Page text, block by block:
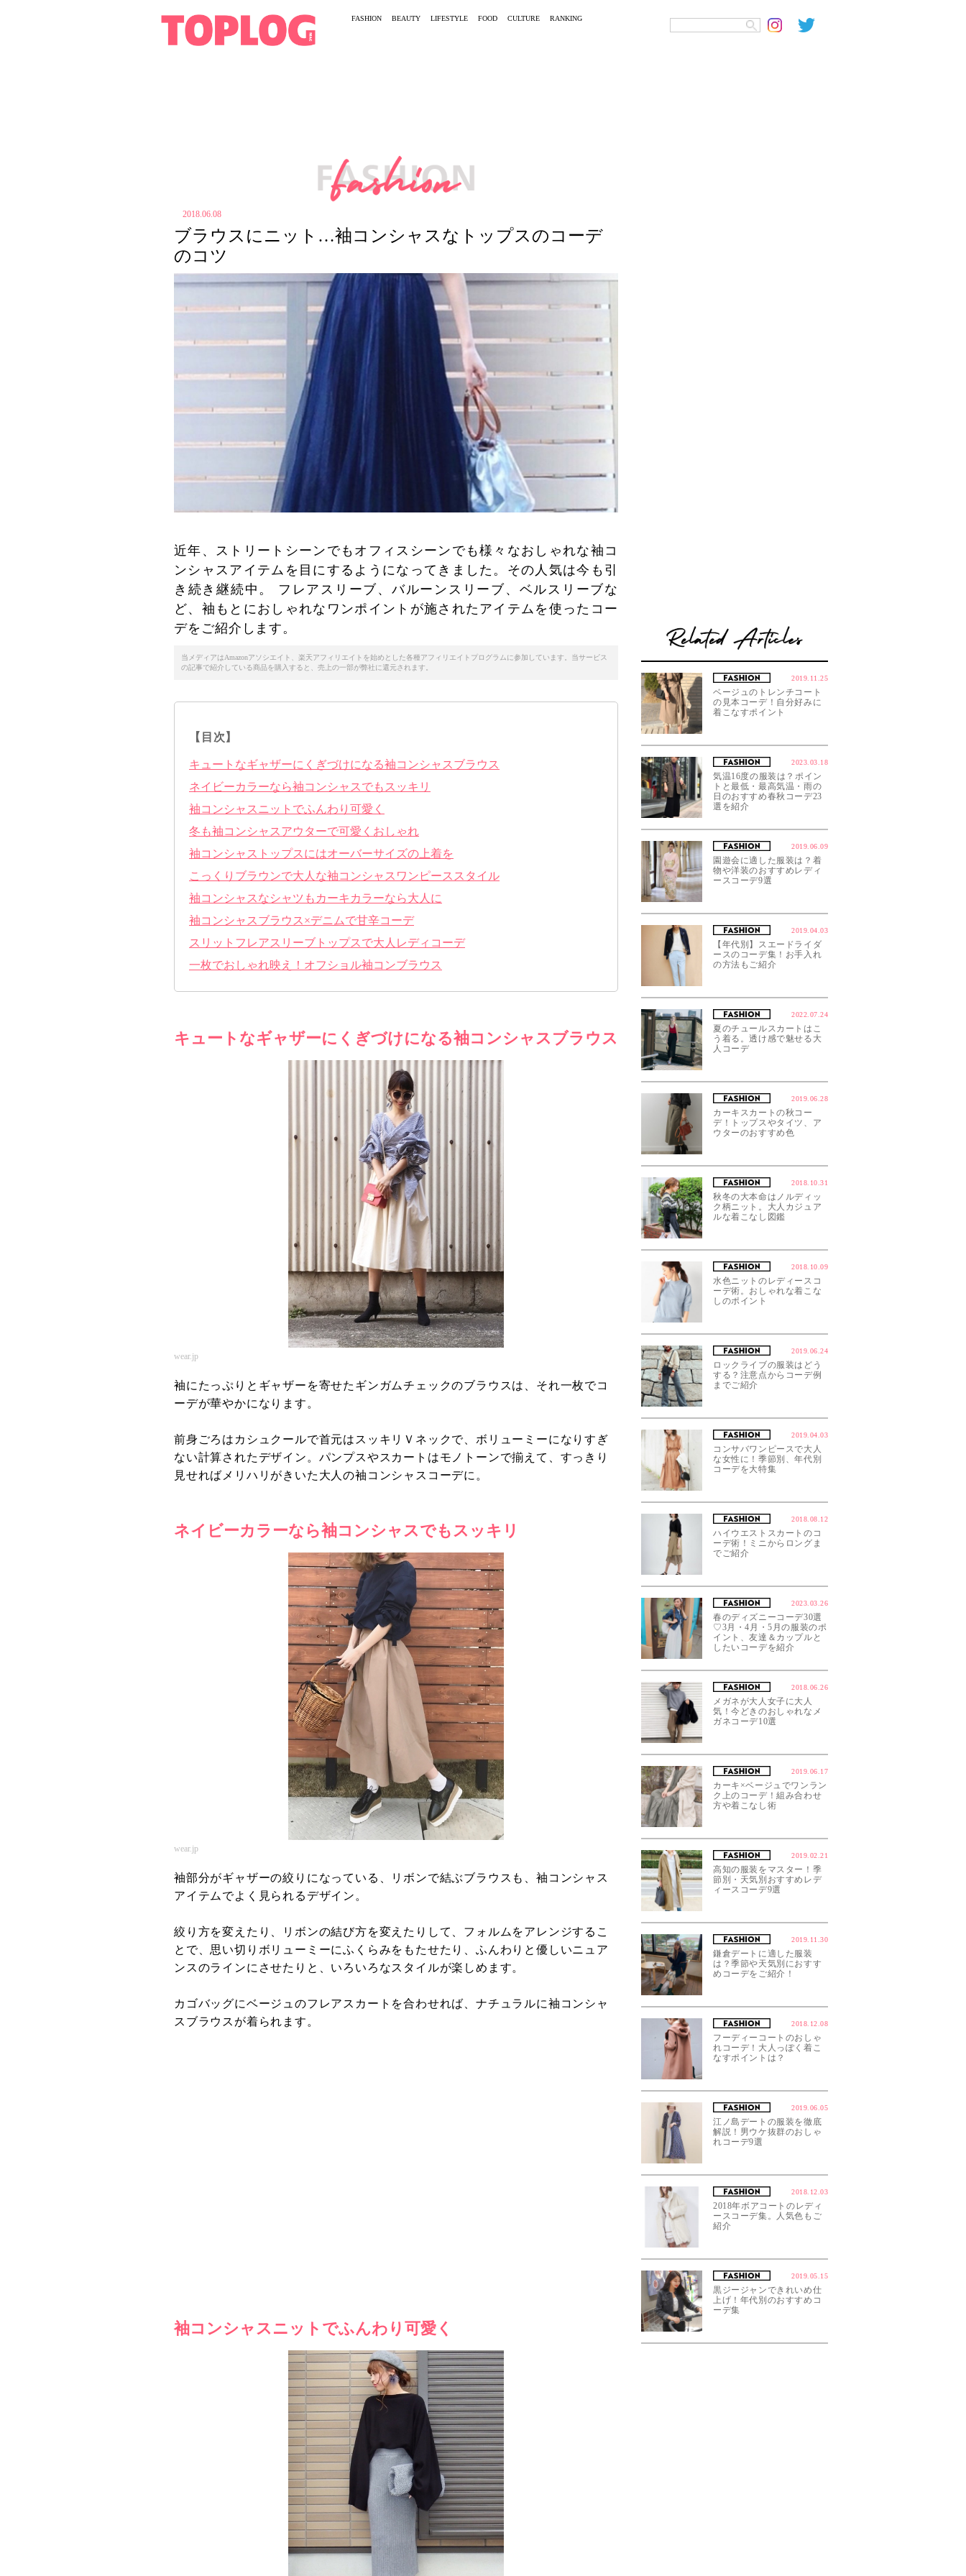
FASHION BEAUTY LIFESTYLE FOOD CULTURE RANKING
2018.06.08
ブラウスにニット…袖コンシャスなトップスのコーデ
のコツ
近年、ストリートシーンでもオフィスシーンでも様々なおしゃれな袖コ
ンシャスアイテムを目にするようになってきました。その人気は今も引
き続き継続中。 フレアスリーブ、バルーンスリーブ、ベルスリーブな
ど、袖もとにおしゃれなワンポイントが施されたアイテムを使ったコー
デをご紹介します。
当メディアはAmazonアソシエイト、楽天アフィリエイトを始めとした各種アフィリエイトプログラムに参加しています。当サービス
の記事で紹介している商品を購入すると、売上の一部が弊社に還元されます。
【目次】
キュートなギャザーにくぎづけになる袖コンシャスブラウス
ネイビーカラーなら袖コンシャスでもスッキリ
袖コンシャスニットでふんわり可愛く
冬も袖コンシャスアウターで可愛くおしゃれ
袖コンシャストップスにはオーバーサイズの上着を
こっくりブラウンで大人な袖コンシャスワンピーススタイル
袖コンシャスなシャツもカーキカラーなら大人に
袖コンシャスブラウス×デニムで甘辛コーデ
スリットフレアスリーブトップスで大人レディコーデ
一枚でおしゃれ映え！オフショル袖コンブラウス
キュートなギャザーにくぎづけになる袖コンシャスブラウス
wear.jp
袖にたっぷりとギャザーを寄せたギンガムチェックのブラウスは、それ一枚でコ
ーデが華やかになります。
前身ごろはカシュクールで首元はスッキリＶネックで、ボリューミーになりすぎ
ない計算されたデザイン。パンプスやスカートはモノトーンで揃えて、すっきり
見せればメリハリがきいた大人の袖コンシャスコーデに。
ネイビーカラーなら袖コンシャスでもスッキリ
wear.jp
袖部分がギャザーの絞りになっている、リボンで結ぶブラウスも、袖コンシャス
アイテムでよく見られるデザイン。
絞り方を変えたり、リボンの結び方を変えたりして、フォルムをアレンジするこ
とで、思い切りボリューミーにふくらみをもたせたり、ふんわりと優しいニュア
ンスのラインにさせたりと、いろいろなスタイルが楽しめます。
カゴバッグにベージュのフレアスカートを合わせれば、ナチュラルに袖コンシャ
スブラウスが着られます。
袖コンシャスニットでふんわり可愛く
2019.11.25
ベージュのトレンチコート
の見本コーデ！自分好みに
着こなすポイント
2023.03.18
気温16度の服装は？ポイン
トと最低・最高気温・雨の
日のおすすめ春秋コーデ23
選を紹介
2019.06.09
園遊会に適した服装は？着
物や洋装のおすすめレディ
ースコーデ9選
2019.04.03
【年代別】スエードライダ
ースのコーデ集！お手入れ
の方法もご紹介
2022.07.24
夏のチュールスカートはこ
う着る。透け感で魅せる大
人コーデ
2019.06.28
カーキスカートの秋コー
デ！トップスやタイツ、ア
ウターのおすすめ色
2018.10.31
秋冬の大本命はノルディッ
ク柄ニット。大人カジュア
ルな着こなし図鑑
2018.10.09
水色ニットのレディースコ
ーデ術。おしゃれな着こな
しのポイント
2019.06.24
ロックライブの服装はどう
する？注意点からコーデ例
までご紹介
2019.04.03
コンサバワンピースで大人
な女性に！季節別、年代別
コーデを大特集
2018.08.12
ハイウエストスカートのコ
ーデ術！ミニからロングま
でご紹介
2023.03.26
春のディズニーコーデ30選
♡3月・4月・5月の服装のポ
イント、友達＆カップルと
したいコーデを紹介
2018.06.26
メガネが大人女子に大人
気！今どきのおしゃれなメ
ガネコーデ10選
2019.06.17
カーキ×ベージュでワンラン
ク上のコーデ！組み合わせ
方や着こなし術
2019.02.21
高知の服装をマスター！季
節別・天気別おすすめレデ
ィースコーデ9選
2019.11.30
鎌倉デートに適した服装
は？季節や天気別におすす
めコーデをご紹介！
2018.12.08
フーディーコートのおしゃ
れコーデ！大人っぽく着こ
なすポイントは？
2019.06.05
江ノ島デートの服装を徹底
解説！男ウケ抜群のおしゃ
れコーデ9選
2018.12.03
2018年ボアコートのレディ
ースコーデ集。人気色もご
紹介
2019.05.15
黒ジージャンできれいめ仕
上げ！年代別のおすすめコ
ーデ集